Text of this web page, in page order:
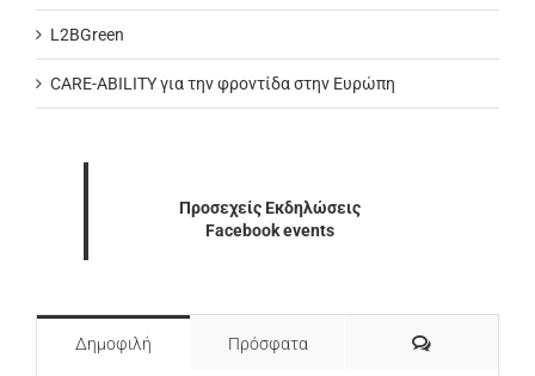
L2BGreen
CARE-ABILITY για την φροντίδα στην Ευρώπη
Προσεχείς Εκδηλώσεις
Facebook events
Δημοφιλή Πρόσφατα Σχόλια